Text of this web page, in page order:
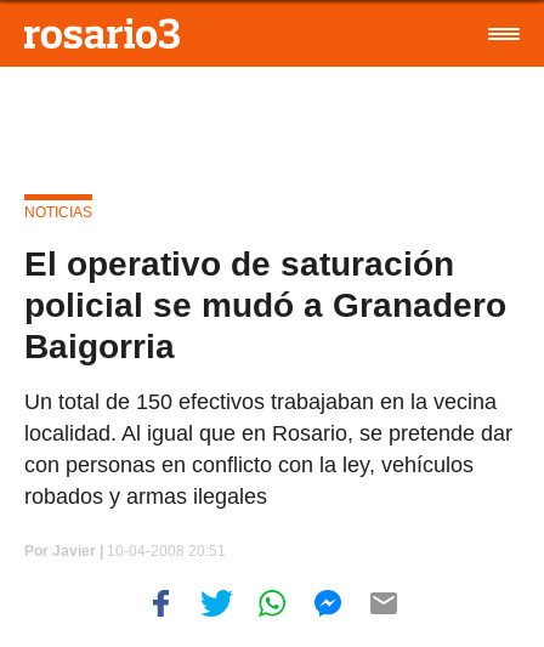
NOTICIAS
El operativo de saturación
policial se mudó a Granadero
Baigorria
Un total de 150 efectivos trabajaban en la vecina
localidad. Al igual que en Rosario, se pretende dar
con personas en conflicto con la ley, vehículos
robados y armas ilegales
Por Javier | 10-04-2008 20:51